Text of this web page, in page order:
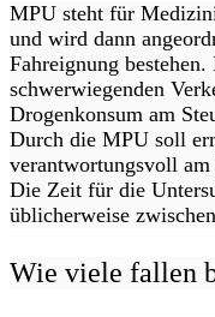
MPU steht für
und wird dann
Fahreignung
schwerwiegenden
Drogenkonsum am
Durch die MPU soll
verantwortungsvoll
Die Zeit für die
üblicherweise
Wie viele fallen